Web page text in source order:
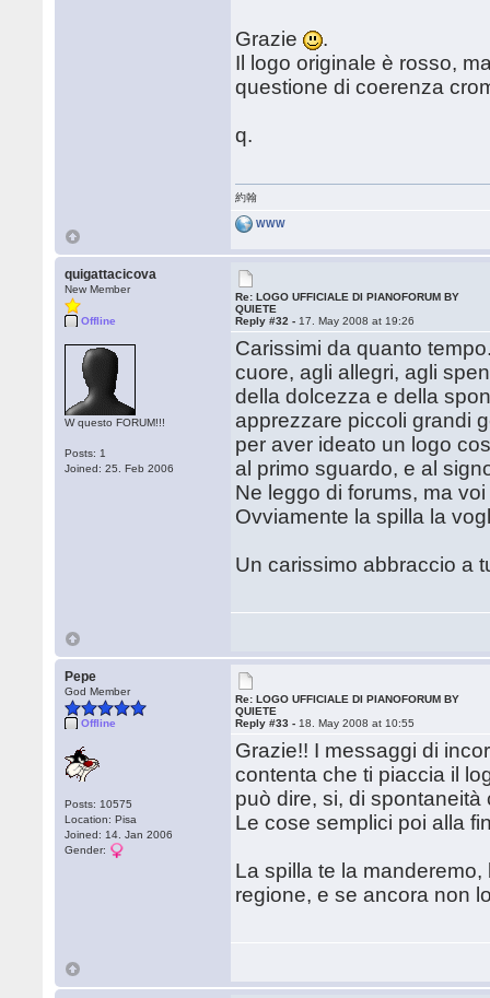
Grazie
.
Il logo originale è rosso,
questione di coerenza
q.
約翰
WWW
quigattacicova
New Member
Offline
W questo FORUM!!!
Posts: 1
Joined: 25. Feb 2006
Re: LOGO UFFICIALE DI PIANOFORUM BY
QUIETE
Reply #32 - 17. May 2008 at 19:26
Carissimi da quanto
cuore, agli allegri, agli
della dolcezza e della
apprezzare piccoli grandi
per aver ideato un logo
al primo sguardo, e al
Ne leggo di forums, ma
Ovviamente la spilla la
Un carissimo abbraccio a
Pepe
God Member
Offline
Posts: 10575
Location: Pisa
Joined: 14. Jan 2006
Gender:
Re: LOGO UFFICIALE DI PIANOFORUM BY
QUIETE
Reply #33 - 18. May 2008 at 10:55
Grazie!! I messaggi di
contenta che ti piaccia il
può dire, si, di
Le cose semplici poi alla
La spilla te la
regione, e se ancora non